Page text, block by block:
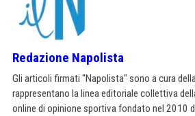
Redazione Napolista
Gli articoli firmati "Napolista" sono a cura
rappresentano la linea editoriale collettiva
online di opinione sportiva fondato nel 2010